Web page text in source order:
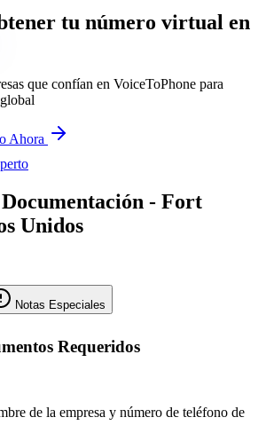
tu número virtual en
que confían en VoiceToPhone para
Ahora
- Fort
Unidos
Notas Especiales
Requeridos
de la empresa y número de teléfono de